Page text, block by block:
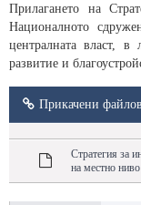
Прилагането на
Националното
централната власт, в
развитие и
Прикачени
Стратегия за
на местно